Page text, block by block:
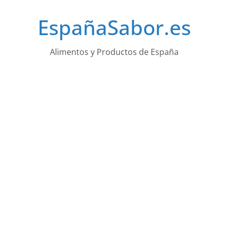
EspañaSabor.es
Alimentos y Productos de España